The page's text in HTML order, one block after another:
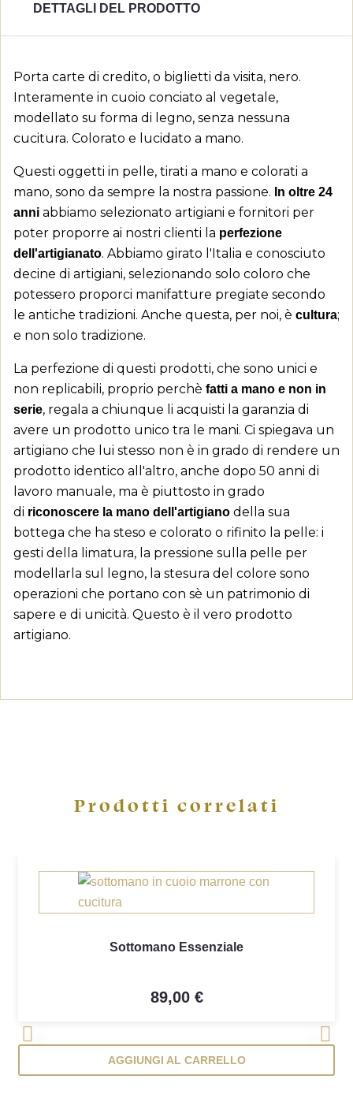
Aggiungi alla lista dei desideri ×
add_circle_outline
((title)) ×
((label))
((cancelText)) ((createText))
Accedi ×
Devi avere effettuato l'accesso per salvare dei
prodotti nella tua lista dei desideri.
((cancelText))
DETTAGLI DEL PRODOTTO
Porta carte di credito, o biglietti da visita, nero.
Interamente in cuoio conciato al vegetale,
modellato su forma di legno, senza nessuna
cucitura. Colorato e lucidato a mano.
Questi oggetti in pelle, tirati a mano e colorati a
mano, sono da sempre la nostra passione. In oltre 24
anni abbiamo selezionato artigiani e fornitori per
poter proporre ai nostri clienti la perfezione
dell'artigianato. Abbiamo girato l'Italia e conosciuto
decine di artigiani, selezionando solo coloro che
potessero proporci manifatture pregiate secondo
le antiche tradizioni. Anche questa, per noi, è cultura;
e non solo tradizione.
La perfezione di questi prodotti, che sono unici e
non replicabili, proprio perchè fatti a mano e non in
serie, regala a chiunque li acquisti la garanzia di
avere un prodotto unico tra le mani. Ci spiegava un
artigiano che lui stesso non è in grado di rendere un
prodotto identico all'altro, anche dopo 50 anni di
lavoro manuale, ma è piuttosto in grado
di riconoscere la mano dell'artigiano della sua
bottega che ha steso e colorato o rifinito la pelle: i
gesti della limatura, la pressione sulla pelle per
modellarla sul legno, la stesura del colore sono
operazioni che portano con sè un patrimonio di
sapere e di unicità. Questo è il vero prodotto
artigiano.
Prodotti correlati
Sottomano Essenziale
89,00 €
AGGIUNGI AL CARRELLO